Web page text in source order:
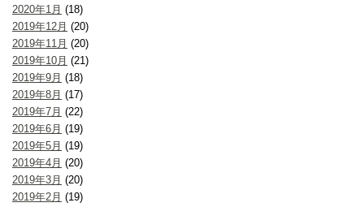
2020年1月 (18)
2019年12月 (20)
2019年11月 (20)
2019年10月 (21)
2019年9月 (18)
2019年8月 (17)
2019年7月 (22)
2019年6月 (19)
2019年5月 (19)
2019年4月 (20)
2019年3月 (20)
2019年2月 (19)